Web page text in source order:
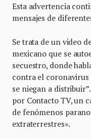
Esta advertencia
mensajes de
Se trata de un video
mexicano que se
secuestro, donde
contra el coronavirus
se niegan a
por Contacto TV, un
de fenómenos
extraterrestres».